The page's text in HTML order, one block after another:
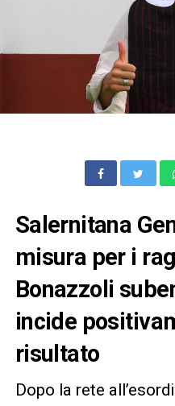
Salernitana
misura per i
Bonazzoli
incide
risultato
Dopo la rete